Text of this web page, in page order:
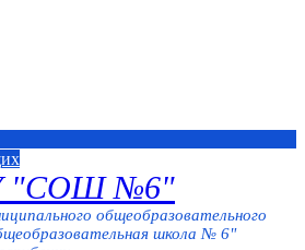
"СОШ №6"
общеобразовательного
школа № 6"